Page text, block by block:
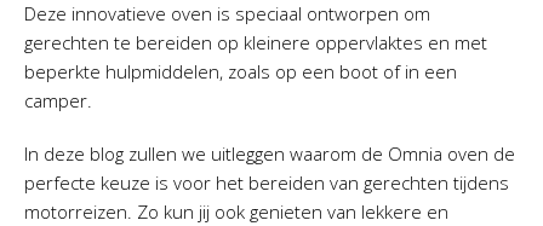
Deze innovatieve oven is speciaal ontworpen om
gerechten te bereiden op kleinere oppervlaktes en met
beperkte hulpmiddelen, zoals op een boot of in een
camper.
In deze blog zullen we uitleggen waarom de Omnia oven de
perfecte keuze is voor het bereiden van gerechten tijdens
motorreizen. Zo kun jij ook genieten van lekkere en